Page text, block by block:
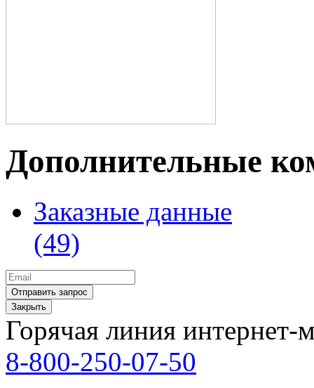
Дополнительные
Заказные данные
(49)
Закрыть
Горячая линия интернет-
8-800-250-07-50